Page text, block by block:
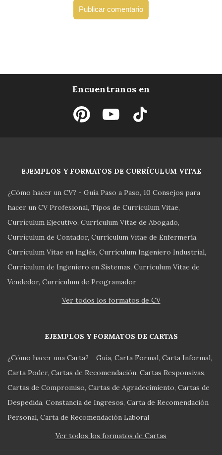
Encuentranos en
EJEMPLOS Y FORMATOS DE CURRÍCULUM VITAE
¿Cómo hacer un CV? - Guía Paso a Paso 10 Consejos para
hacer un CV Profesional Tipos de Currículum Vitae
Currículum Ejecutivo Currículum Vitae de Abogado
Currículum de Contador Currículum Vitae de Enfermería
Currículum Vitae en Inglés Currículum Ingeniero Industrial
Currículum de Ingeniero en Sistemas Currículum Vitae de
Vendedor Currículum de Programador
Ver todos los formatos de CV
EJEMPLOS Y FORMATOS DE CARTAS
¿Cómo hacer una Carta? - Guía Carta Formal Carta Informal
Carta Poder Cartas de Recomendación Cartas Responsivas
Cartas de Compromiso Cartas de Agradecimiento Cartas de
Despedida Constancia de Ingresos Carta de Recomendación
Personal Carta de Recomendación Laboral
Ver todos los formatos de Cartas